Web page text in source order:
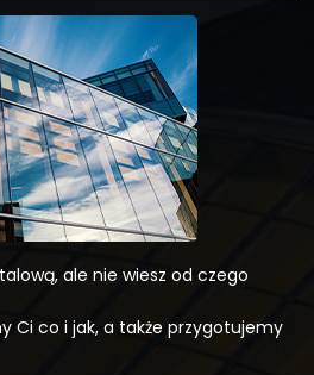
ale nie wiesz od czego
Ci co i jak, a także przygotujemy